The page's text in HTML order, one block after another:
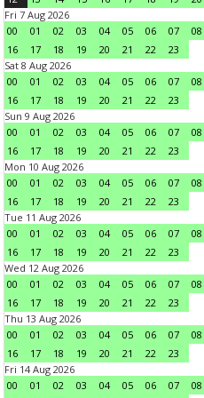
Fri 7 Aug 2026
00
01 02 03 04 05 06 07 08
16
17 18 19 20 21 22
23
Sat 8 Aug 2026
00
01 02 03 04 05 06 07 08
16
17 18 19 20 21 22
23
Sun 9 Aug 2026
00
01 02 03 04 05 06 07 08
16
17 18 19 20 21 22
23
Mon 10 Aug 2026
00
01 02 03 04 05 06 07 08
16
17 18 19 20 21 22
23
Tue 11 Aug 2026
00
01 02 03 04 05 06 07 08
16
17 18 19 20 21 22
23
Wed 12 Aug 2026
00
01 02 03 04 05 06 07 08
16
17 18 19 20 21 22
23
Thu 13 Aug 2026
00
01 02 03 04 05 06 07 08
16
17 18 19 20 21 22
23
Fri 14 Aug 2026
00
01 02 03 04 05 06 07 08